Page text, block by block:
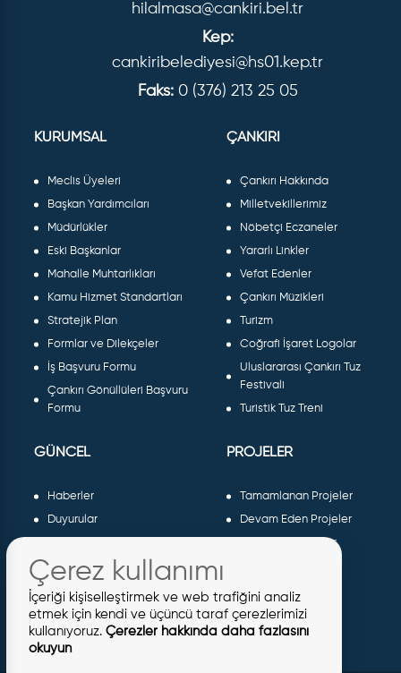
hilalmasa@cankiri.bel.tr
Kep:
cankiribelediyesi@hs01.kep.tr
Faks: 0 (376) 213 25 05
KURUMSAL
Meclis Üyeleri
Başkan Yardımcıları
Müdürlükler
Eski Başkanlar
Mahalle Muhtarlıkları
Kamu Hizmet Standartları
Stratejik Plan
Formlar ve Dilekçeler
İş Başvuru Formu
Çankırı Gönüllüleri Başvuru
Formu
ÇANKIRI
Çankırı Hakkında
Milletvekillerimiz
Nöbetçi Eczaneler
Yararlı Linkler
Vefat Edenler
Çankırı Müzikleri
Turizm
Coğrafi İşaret Logolar
Uluslararası Çankırı Tuz
Festivali
Turistik Tuz Treni
GÜNCEL
Haberler
Duyurular
Galeri
Etkinlikler
Meclis Kararları
İhaleler
İmar İlanları
PROJELER
Tamamlanan Projeler
Devam Eden Projeler
Planlanan Projeler
Sosyal Projeler
Çerez kullanımı
İçeriği kişiselleştirmek ve web trafiğini analiz
etmek için kendi ve üçüncü taraf çerezlerimizi
kullanıyoruz. Çerezler hakkında daha fazlasını
okuyun